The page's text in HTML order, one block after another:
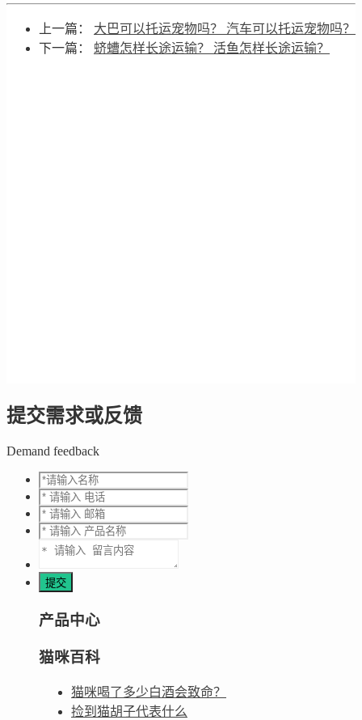
上一篇： 大巴可以托运宠物吗？ 汽车可以托运宠物吗？
下一篇： 蛴螬怎样长途运输？ 活鱼怎样长途运输？
提交需求或反馈
Demand feedback
产品中心
猫咪百科
猫咪喝了多少白酒会致命？
捡到猫胡子代表什么